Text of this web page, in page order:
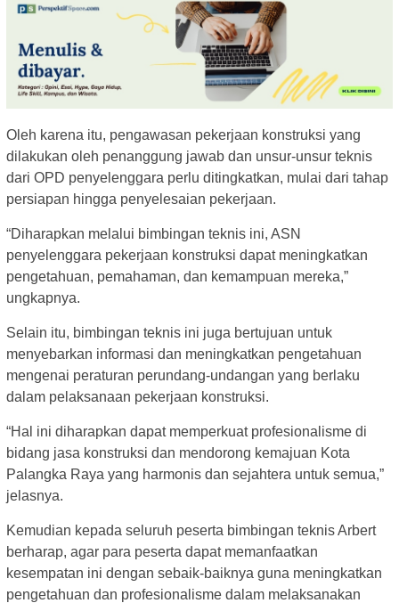
Oleh karena itu, pengawasan pekerjaan konstruksi yang
dilakukan oleh penanggung jawab dan unsur-unsur teknis
dari OPD penyelenggara perlu ditingkatkan, mulai dari tahap
persiapan hingga penyelesaian pekerjaan.
“Diharapkan melalui bimbingan teknis ini, ASN
penyelenggara pekerjaan konstruksi dapat meningkatkan
pengetahuan, pemahaman, dan kemampuan mereka,”
ungkapnya.
Selain itu, bimbingan teknis ini juga bertujuan untuk
menyebarkan informasi dan meningkatkan pengetahuan
mengenai peraturan perundang-undangan yang berlaku
dalam pelaksanaan pekerjaan konstruksi.
“Hal ini diharapkan dapat memperkuat profesionalisme di
bidang jasa konstruksi dan mendorong kemajuan Kota
Palangka Raya yang harmonis dan sejahtera untuk semua,”
jelasnya.
Kemudian kepada seluruh peserta bimbingan teknis Arbert
berharap, agar para peserta dapat memanfaatkan
kesempatan ini dengan sebaik-baiknya guna meningkatkan
pengetahuan dan profesionalisme dalam melaksanakan